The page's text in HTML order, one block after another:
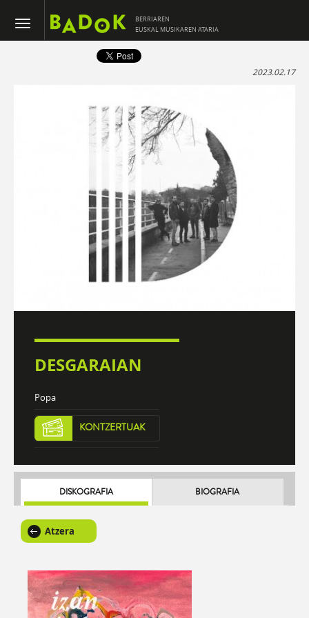
BERRIAREN
EUSKAL MUSIKAREN ATARIA
2023.02.17
DESGARAIAN
Popa
KONTZERTUAK
DISKOGRAFIA BIOGRAFIA
Atzera